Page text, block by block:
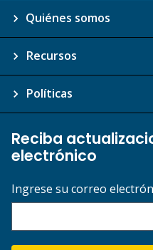
Quiénes somos
Recursos
Políticas
Reciba
electrónico
Ingrese su correo